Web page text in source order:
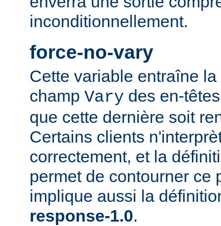
inconditionnellement.
force-no-vary
Cette variable entraîne
champ Vary des en-
que cette dernière soit
Certains clients
correctement, et la
permet de contourner ce
implique aussi la
response-1.0.